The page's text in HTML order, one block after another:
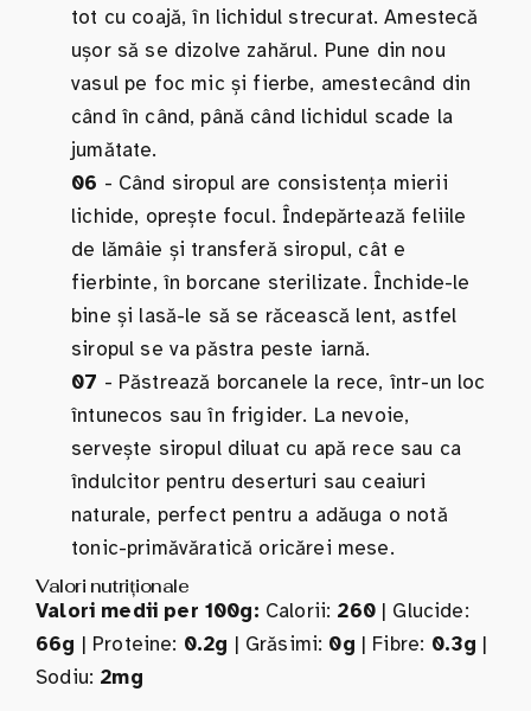
tot cu coajă, în lichidul strecurat. Amestecă
ușor să se dizolve zahărul. Pune din nou
vasul pe foc mic și fierbe, amestecând din
când în când, până când lichidul scade la
jumătate.
06 - Când siropul are consistența mierii
lichide, oprește focul. Îndepărtează feliile
de lămâie și transferă siropul, cât e
fierbinte, în borcane sterilizate. Închide-le
bine și lasă-le să se răcească lent, astfel
siropul se va păstra peste iarnă.
07 - Păstrează borcanele la rece, într-un loc
întunecos sau în frigider. La nevoie,
servește siropul diluat cu apă rece sau ca
îndulcitor pentru deserturi sau ceaiuri
naturale, perfect pentru a adăuga o notă
tonic-primăvăratică oricărei mese.
Valori nutriționale
Valori medii per 100g: Calorii: 260| Glucide:
66g | Proteine: 0.2g | Grăsimi: 0g | Fibre: 0.3g |
Sodiu: 2mg